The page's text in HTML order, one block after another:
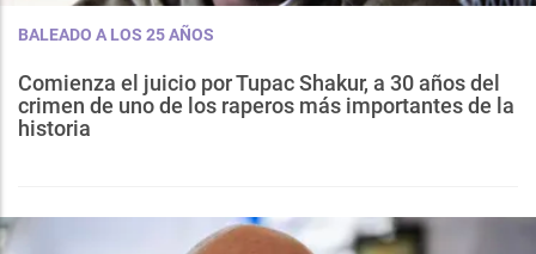
BALEADO A LOS 25 AÑOS
Comienza el juicio por Tupac Shakur, a 30 años del
crimen de uno de los raperos más importantes de la
historia